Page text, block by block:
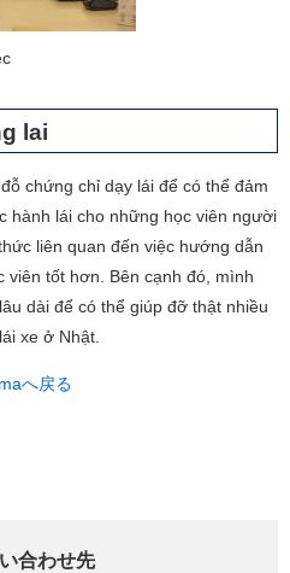
lai
chứng chỉ dạy lái để có thể đảm
hành lái cho những học viên người
liên quan đến việc hướng dẫn
viên tốt hơn. Bên cạnh đó, mình
dài để có thể giúp đỡ thật nhiều
xe ở Nhật.
へ戻る
合わせ先